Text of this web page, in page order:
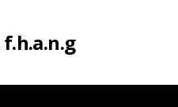
f.h.a.n.g